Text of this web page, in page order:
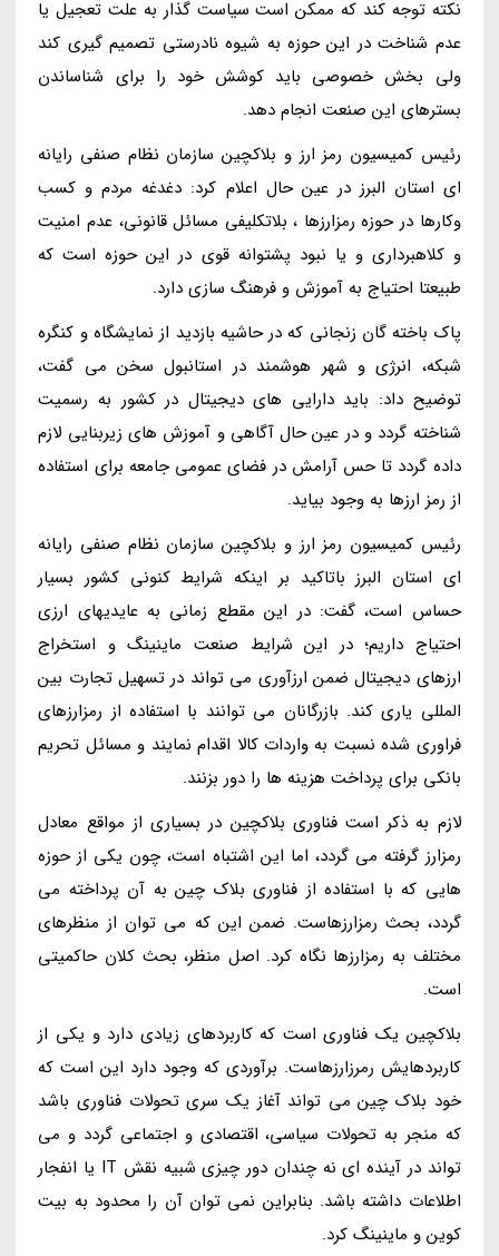
نکته توجه کند که ممکن است سیاست گذار به علت تعجیل یا
عدم شناخت در این حوزه به شیوه نادرستی تصمیم گیری کند
ولی بخش خصوصی باید کوشش خود را برای شناساندن
بسترهای این صنعت انجام دهد.
رئیس کمیسیون رمز ارز و بلاکچین سازمان نظام صنفی رایانه
ای استان البرز در عین حال اعلام کرد: دغدغه مردم و کسب
وکارها در حوزه رمزارزها ، بلاتکلیفی مسائل قانونی، عدم امنیت
و کلاهبرداری و یا نبود پشتوانه قوی در این حوزه است که
طبیعتا احتیاج به آموزش و فرهنگ سازی دارد.
پاک باخته گان زنجانی که در حاشیه بازدید از نمایشگاه و کنگره
شبکه، انرژی و شهر هوشمند در استانبول سخن می گفت،
توضیح داد: باید دارایی های دیجیتال در کشور به رسمیت
شناخته گردد و در عین حال آگاهی و آموزش های زیربنایی لازم
داده گردد تا حس آرامش در فضای عمومی جامعه برای استفاده
از رمز ارزها به وجود بیاید.
رئیس کمیسیون رمز ارز و بلاکچین سازمان نظام صنفی رایانه
ای استان البرز باتاکید بر اینکه شرایط کنونی کشور بسیار
حساس است، گفت: در این مقطع زمانی به عایدیهای ارزی
احتیاج داریم؛ در این شرایط صنعت ماینینگ و استخراج
ارزهای دیجیتال ضمن ارزآوری می تواند در تسهیل تجارت بین
المللی یاری کند. بازرگانان می توانند با استفاده از رمزارزهای
فراوری شده نسبت به واردات کالا اقدام نمایند و مسائل تحریم
بانکی برای پرداخت هزینه ها را دور بزنند.
لازم به ذکر است فناوری بلاکچین در بسیاری از مواقع معادل
رمزارز گرفته می گردد، اما این اشتباه است، چون یکی از حوزه
هایی که با استفاده از فناوری بلاک چین به آن پرداخته می
گردد، بحث رمزارزهاست. ضمن این که می توان از منظرهای
مختلف به رمزارزها نگاه کرد. اصل منظر، بحث کلان حاکمیتی
است.
بلاکچین یک فناوری است که کاربردهای زیادی دارد و یکی از
کاربردهایش رمرزارزهاست. برآوردی که وجود دارد این است که
خود بلاک چین می تواند آغاز یک سری تحولات فناوری باشد
که منجر به تحولات سیاسی، اقتصادی و اجتماعی گردد و می
تواند در آینده ای نه چندان دور چیزی شبیه نقش IT یا انفجار
اطلاعات داشته باشد. بنابراین نمی توان آن را محدود به بیت
کوین و ماینینگ کرد.